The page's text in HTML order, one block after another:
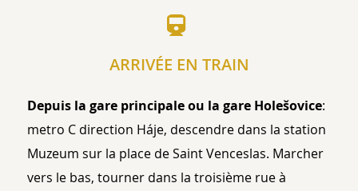
ARRIVÉE EN TRAIN
Depuis la gare principale ou la gare Holešovice:
metro C direction Háje, descendre dans la station
Muzeum sur la place de Saint Venceslas. Marcher
vers le bas, tourner dans la troisième rue à